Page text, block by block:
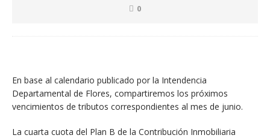
0
En base al calendario publicado por la Intendencia
Departamental de Flores, compartiremos los próximos
vencimientos de tributos correspondientes al mes de junio.
La cuarta cuota del Plan B de la Contribución Inmobiliaria